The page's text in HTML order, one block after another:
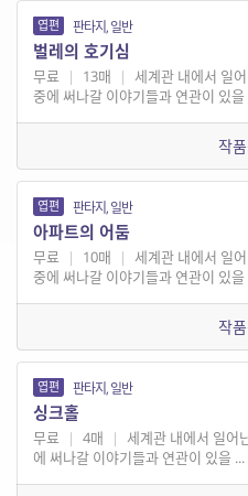
엽편 판타지, 일반
벌레의 호기심
무료 | 13매 | 세계관 내에서 일
중에 써나갈 이야기들과 연관이 있을
작
엽편 판타지, 일반
아파트의 어둠
무료 | 10매 | 세계관 내에서 일
중에 써나갈 이야기들과 연관이 있을
작
엽편 판타지, 일반
싱크홀
무료 | 4매 | 세계관 내에서 일어
에 써나갈 이야기들과 연관이 있을 ...